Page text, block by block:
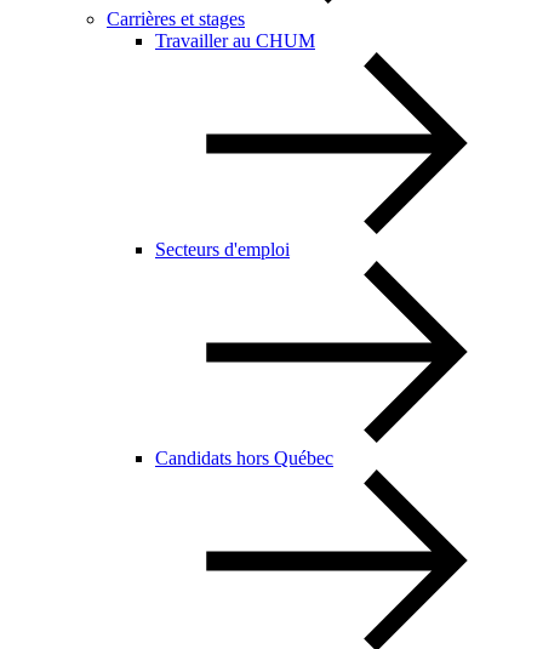
Carrières et stages
Travailler au CHUM
Secteurs d'emploi
Candidats hors Québec